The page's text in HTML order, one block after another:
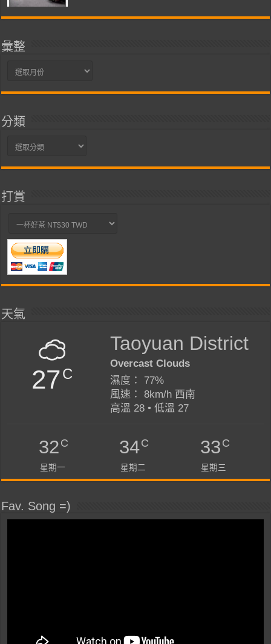
彙整
彙
分類
分
打賞
天氣
27C
Taoyuan District
Overcast Clouds
濕度： 77%
風速： 8km/h 西南
高溫 28 • 低溫 27
32C
星期一
34C
星期二
33C
星期三
Fav. Song =)